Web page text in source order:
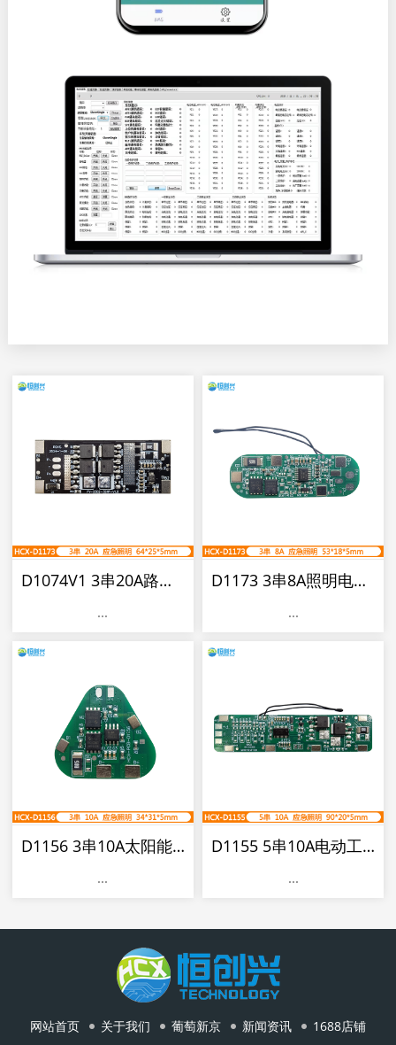
D1074V1 3串20A路灯照明保护板
...
D1173 3串8A照明电动工具电池保护板
...
D1156 3串10A太阳能路灯保护板
...
D1155 5串10A电动工具电池保护板
...
网站首页 关于我们 葡萄新京 新闻资讯
1688店铺